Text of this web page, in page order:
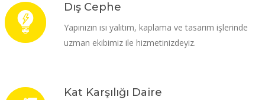
Dış Cephe
Yapınızın ısı yalıtım, kaplama ve tasarım işlerinde
uzman ekibimiz ile hizmetinizdeyiz.
Kat Karşılığı Daire